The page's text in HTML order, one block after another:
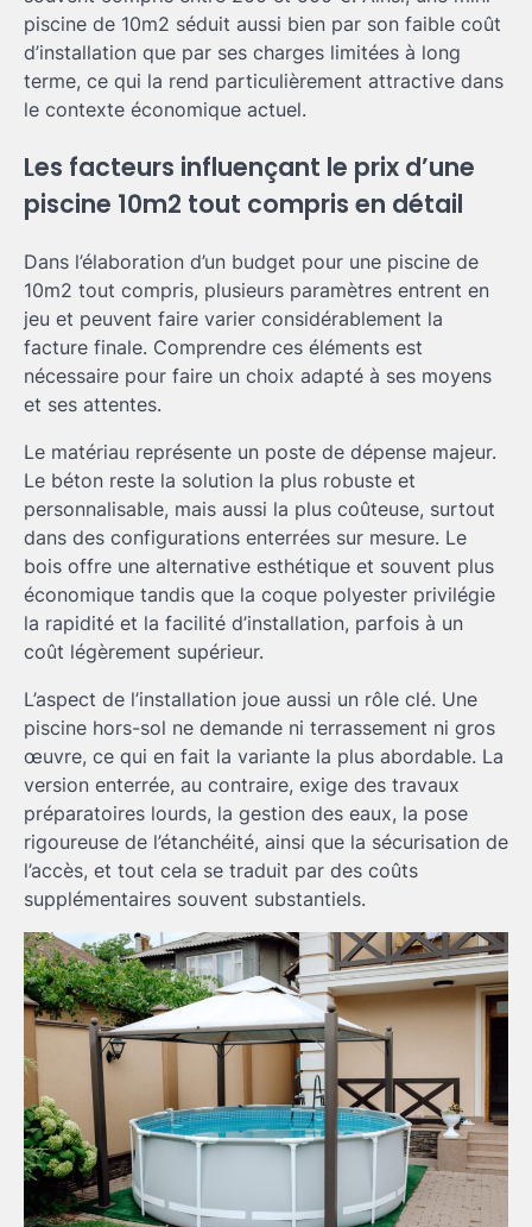
piscine de 10m2 séduit aussi bien par son faible coût
d’installation que par ses charges limitées à long
terme, ce qui la rend particulièrement attractive dans
le contexte économique actuel.
Les facteurs influençant le prix d’une
piscine 10m2 tout compris en détail
Dans l’élaboration d’un budget pour une piscine de
10m2 tout compris, plusieurs paramètres entrent en
jeu et peuvent faire varier considérablement la
facture finale. Comprendre ces éléments est
nécessaire pour faire un choix adapté à ses moyens
et ses attentes.
Le matériau représente un poste de dépense majeur.
Le béton reste la solution la plus robuste et
personnalisable, mais aussi la plus coûteuse, surtout
dans des configurations enterrées sur mesure. Le
bois offre une alternative esthétique et souvent plus
économique tandis que la coque polyester privilégie
la rapidité et la facilité d’installation, parfois à un
coût légèrement supérieur.
L’aspect de l’installation joue aussi un rôle clé. Une
piscine hors-sol ne demande ni terrassement ni gros
œuvre, ce qui en fait la variante la plus abordable. La
version enterrée, au contraire, exige des travaux
préparatoires lourds, la gestion des eaux, la pose
rigoureuse de l’étanchéité, ainsi que la sécurisation de
l’accès, et tout cela se traduit par des coûts
supplémentaires souvent substantiels.